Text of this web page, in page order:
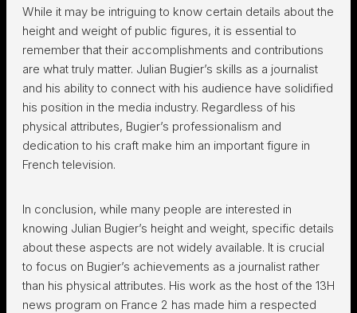
While it may be intriguing to know certain details about the
height and weight of public figures, it is essential to
remember that their accomplishments and contributions
are what truly matter. Julian Bugier’s skills as a journalist
and his ability to connect with his audience have solidified
his position in the media industry. Regardless of his
physical attributes, Bugier’s professionalism and
dedication to his craft make him an important figure in
French television.
In conclusion, while many people are interested in
knowing Julian Bugier’s height and weight, specific details
about these aspects are not widely available. It is crucial
to focus on Bugier’s achievements as a journalist rather
than his physical attributes. His work as the host of the 13H
news program on France 2 has made him a respected